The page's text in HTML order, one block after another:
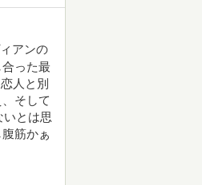
アンの
った最
人と別
そして
とは思
筋かぁ